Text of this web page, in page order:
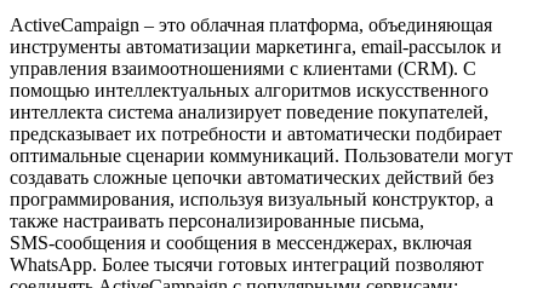
ActiveCampaign – это облачная платформа, объединяющая
инструменты автоматизации маркетинга, email‑рассылок и
управления взаимоотношениями с клиентами (CRM). С
помощью интеллектуальных алгоритмов искусственного
интеллекта система анализирует поведение покупателей,
предсказывает их потребности и автоматически подбирает
оптимальные сценарии коммуникаций. Пользователи могут
создавать сложные цепочки автоматических действий без
программирования, используя визуальный конструктор, а
также настраивать персонализированные письма,
SMS‑сообщения и сообщения в мессенджерах, включая
WhatsApp. Более тысячи готовых интеграций позволяют